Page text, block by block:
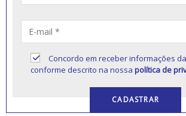
Concordo em receber informações da
conforme descrito na nossapolítica de